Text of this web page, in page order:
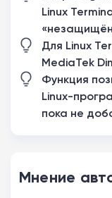
Linux
Для Linux
MediaTek
Функция
Linux-
пока не
Мнение